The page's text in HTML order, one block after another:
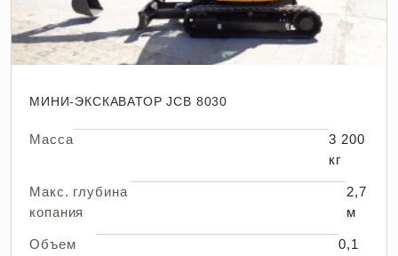
МИНИ-ЭКСКАВАТОР JCB 8030
Масса
3 200
кг
Макс. глубина
копания
2,7
м
Объем
0,1